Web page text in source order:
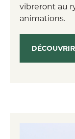
vibreront au
animations.
DÉCOUVRIR